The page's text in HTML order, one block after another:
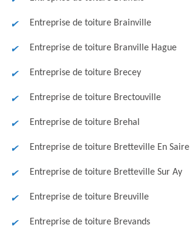
Entreprise de toiture Brainville
Entreprise de toiture Branville Hague
Entreprise de toiture Brecey
Entreprise de toiture Brectouville
Entreprise de toiture Brehal
Entreprise de toiture Bretteville En Saire
Entreprise de toiture Bretteville Sur Ay
Entreprise de toiture Breuville
Entreprise de toiture Brevands